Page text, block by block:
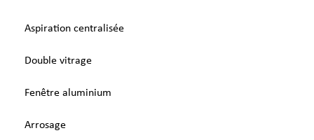
Aspiration centralisée
Double vitrage
Fenêtre aluminium
Arrosage